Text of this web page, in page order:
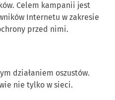
Celem kampanii jest
Internetu w zakresie
przed nimi.
działaniem oszustów.
nie tylko w sieci.